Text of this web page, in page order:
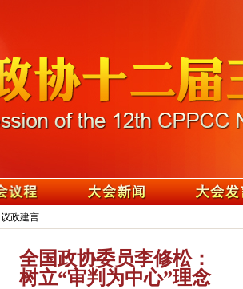
议政建言
全国政协委员李修松：
树立“审判为中心”理念